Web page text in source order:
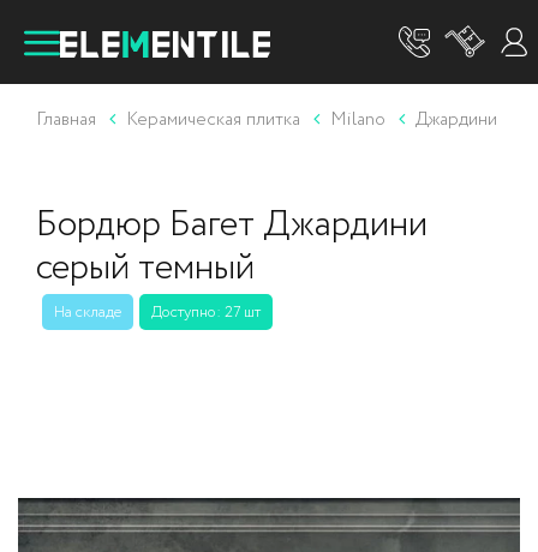
Главная Керамическая плитка Milano Джардини
Бордюр Багет Джардини
серый темный
На складе Доступно: 27 шт